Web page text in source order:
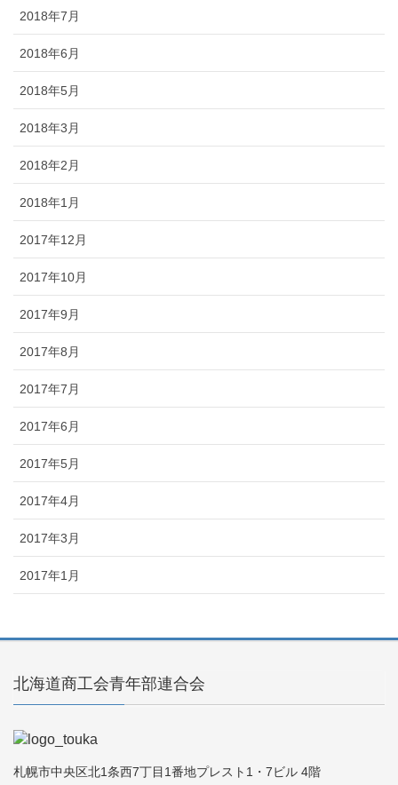
2018年7月
2018年6月
2018年5月
2018年3月
2018年2月
2018年1月
2017年12月
2017年10月
2017年9月
2017年8月
2017年7月
2017年6月
2017年5月
2017年4月
2017年3月
2017年1月
北海道商工会青年部連合会
札幌市中央区北1条西7丁目1番地プレスト1・7ビル 4階